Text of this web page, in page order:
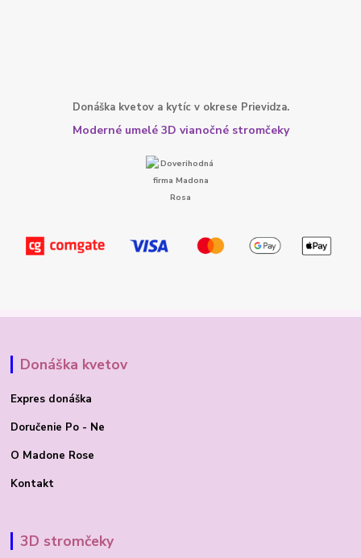
Donáška kvetov a kytíc v okrese Prievidza.
Moderné umelé 3D vianočné stromčeky
Donáška kvetov
Expres donáška
Doručenie Po - Ne
O Madone Rose
Kontakt
3D stromčeky